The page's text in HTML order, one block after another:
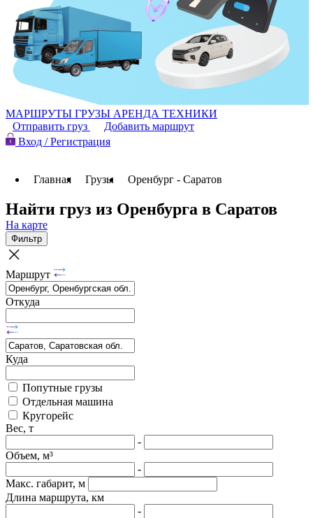
МАРШРУТЫ ГРУЗЫ АРЕНДА ТЕХНИКИ
Отправить груз
Добавить маршрут
Вход / Регистрация
Главная Грузы Оренбург - Саратов
Найти груз из Оренбурга в Саратов
На карте
Фильтр
Маршрут
Откуда
Куда
Попутные грузы
Отдельная машина
Кругорейс
Вес, т
-
Объем, м³
-
Макс. габарит, м
Длина маршрута, км
-